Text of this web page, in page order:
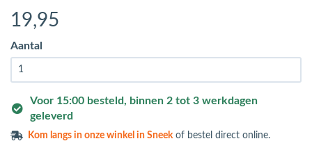
19,95
Aantal
Voor 15:00 besteld, binnen 2 tot 3 werkdagen
geleverd
Kom langs inonze winkel in Sneek of bestel direct online.